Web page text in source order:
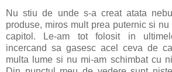
Nu stiu de unde s-a creat atata
produse, miros mult prea puternic si
capitol. Le-am tot folosit in
incercand sa gasesc acel ceva de
multa lume si nu mi-am schimbat cu